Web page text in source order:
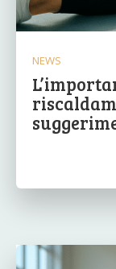
NEWS